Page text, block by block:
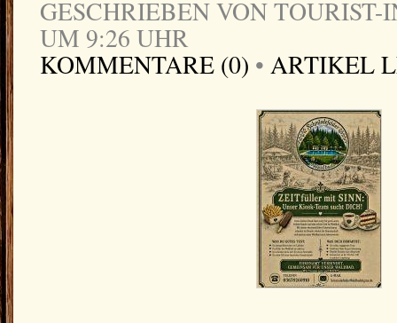
GESCHRIEBEN VON TOURIST-
UM 9:26 UHR
KOMMENTARE (0) • ARTIKEL